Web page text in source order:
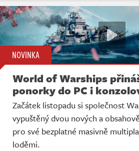
NOVINKA
World of Warships
ponorky do PC i
Začátek listopadu si společnost
vypuštěný dvou nových a
pro své bezplatné masivně
loděmi.